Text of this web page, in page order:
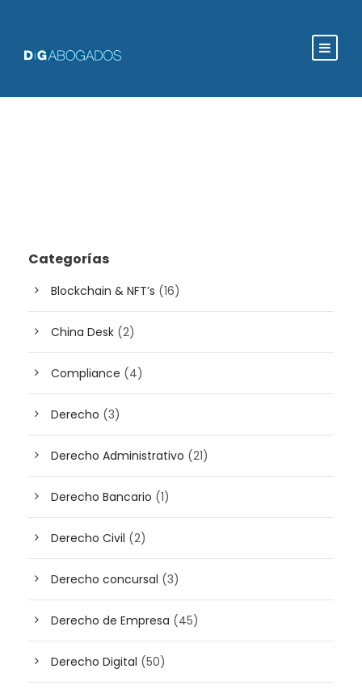
Categorías
Blockchain & NFT’s (16)
China Desk (2)
Compliance (4)
Derecho (3)
Derecho Administrativo (21)
Derecho Bancario (1)
Derecho Civil (2)
Derecho concursal (3)
Derecho de Empresa (45)
Derecho Digital (50)